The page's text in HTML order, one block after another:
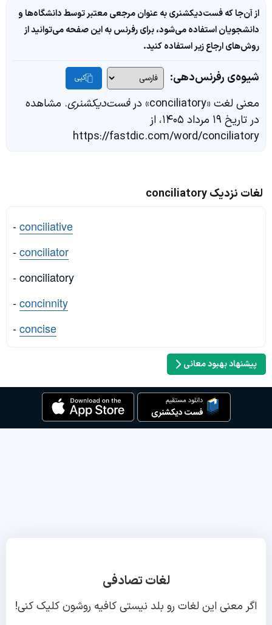
از آن‌جا که فست‌دیکشنری به عنوان مرجعی معتبر توسط دانشگاه‌ها و
دانشجویان استفاده می‌شود، برای رفرنس به این صفحه می‌توانید از
روش‌های ارجاع زیر استفاده کنید.
شیوه‌ی رفرنس‌دهی: کپی
معنی لغت «conciliatory» در فست‌دیکشنری. مشاهده
در تاریخ ۱۹ مرداد ۱۴۰۵، از
https://fastdic.com/word/conciliatory
لغات نزدیک conciliatory
-conciliative
-conciliator
- conciliatory
-concinnity
-concise
پیشنهاد بهبود معانی
لغات تصادفی
اگر معنی این لغات رو بلد نیستی کافیه روشون کلیک کنی!